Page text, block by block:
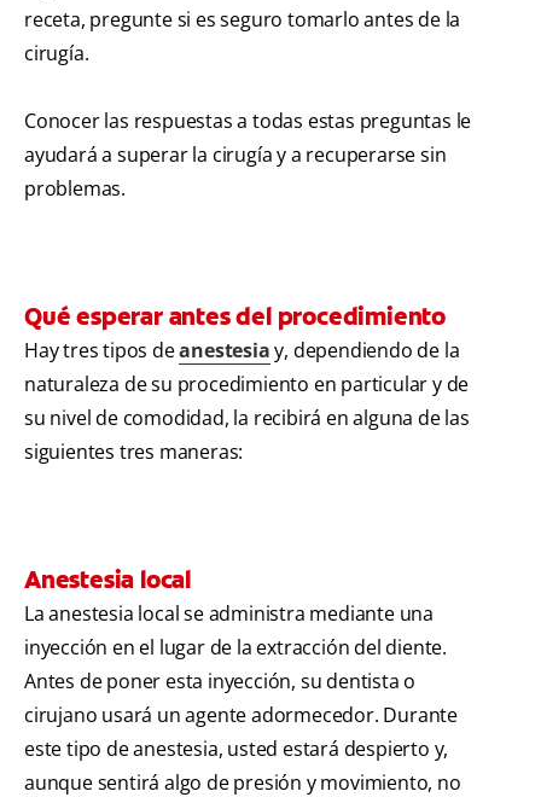
receta, pregunte si es seguro tomarlo antes de la
cirugía.
Conocer las respuestas a todas estas preguntas le
ayudará a superar la cirugía y a recuperarse sin
problemas.
Qué esperar antes del procedimiento
Hay tres tipos deanestesiay, dependiendo de la
naturaleza de su procedimiento en particular y de
su nivel de comodidad, la recibirá en alguna de las
siguientes tres maneras:
Anestesia local
La anestesia local se administra mediante una
inyección en el lugar de la extracción del diente.
Antes de poner esta inyección, su dentista o
cirujano usará un agente adormecedor. Durante
este tipo de anestesia, usted estará despierto y,
aunque sentirá algo de presión y movimiento, no